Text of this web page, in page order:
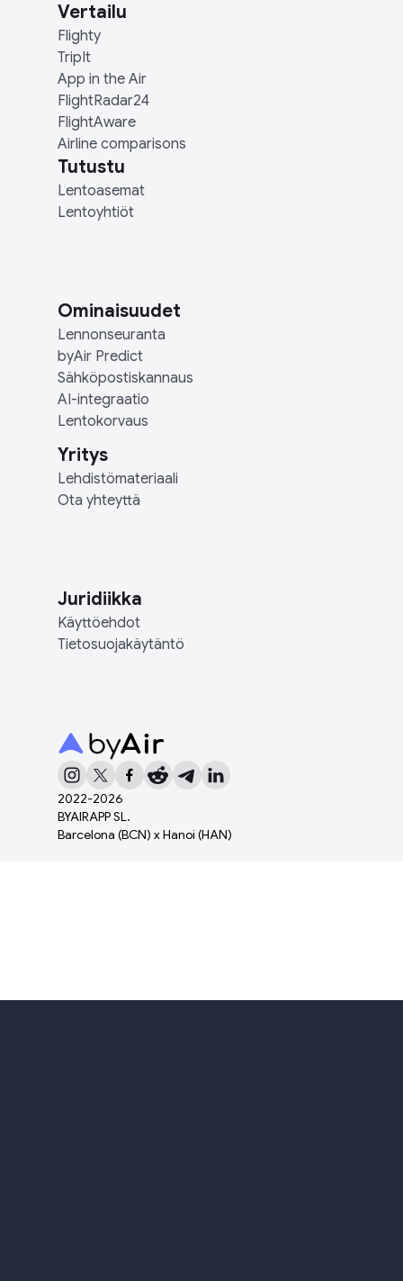
2022-2026
BYAIRAPP SL.
Barcelona (BCN) x Hanoi (HAN)
Vertailu
Flighty
TripIt
App in the Air
FlightRadar24
FlightAware
Airline comparisons
Tutustu
Lentoasemat
Lentoyhtiöt
Ominaisuudet
Lennonseuranta
byAir Predict
Sähköpostiskannaus
AI-integraatio
Lentokorvaus
Yritys
Lehdistömateriaali
Ota yhteyttä
Juridiikka
Käyttöehdot
Tietosuojakäytäntö